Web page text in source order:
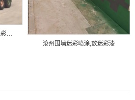
沧州 护坡变形迷彩漆,围墙迷彩漆施工
沧州围墙迷彩喷涂,数迷彩漆